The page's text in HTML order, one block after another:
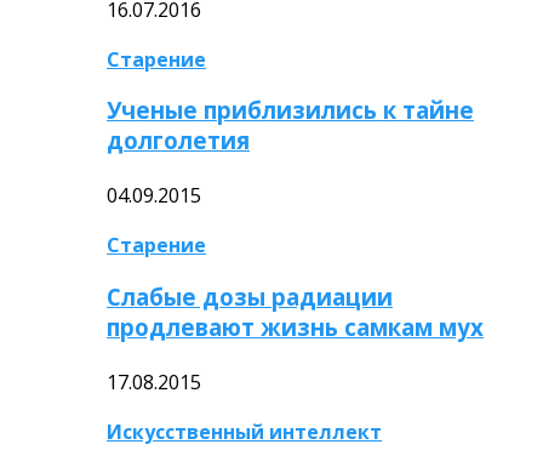
16.07.2016
Старение
Ученые приблизились к тайне
долголетия
04.09.2015
Старение
Слабые дозы радиации
продлевают жизнь самкам мух
17.08.2015
Искусственный интеллект